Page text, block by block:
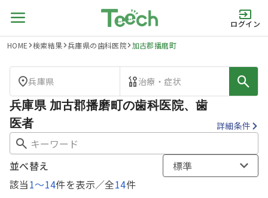
ログイン
HOME 検索結果 兵庫県の歯科医院 加古郡播磨町
兵庫県 治療・症状
兵庫県 加古郡播磨町の歯科医院、歯
医者
詳細条件
該当1〜14件を表示／全14件
並べ替え 標準